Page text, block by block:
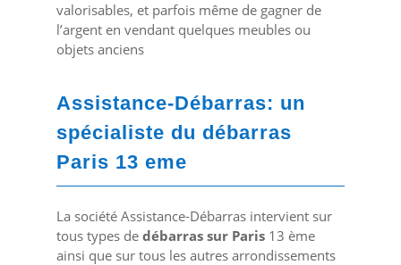
valorisables, et parfois même de gagner de
l’argent en vendant quelques meubles ou
objets anciens
Assistance-Débarras: un
spécialiste du débarras
Paris 13 eme
La société Assistance-Débarras intervient sur
tous types de débarras sur Paris13 ème
ainsi que sur tous les autres arrondissements